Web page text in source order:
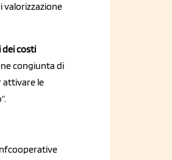
valorizzazione
dei costi
congiunta di
attivare le